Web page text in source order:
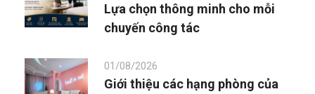
Lựa chọn thông minh cho mỗi
chuyến công tác
01/08/2026
Giới thiệu các hạng phòng của